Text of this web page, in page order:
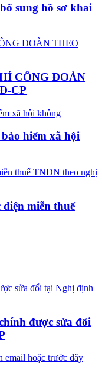
sung hồ sơ khai
CÔNG ĐOÀN
CP
hiểm xã hội
miễn thuế
được sửa đổi